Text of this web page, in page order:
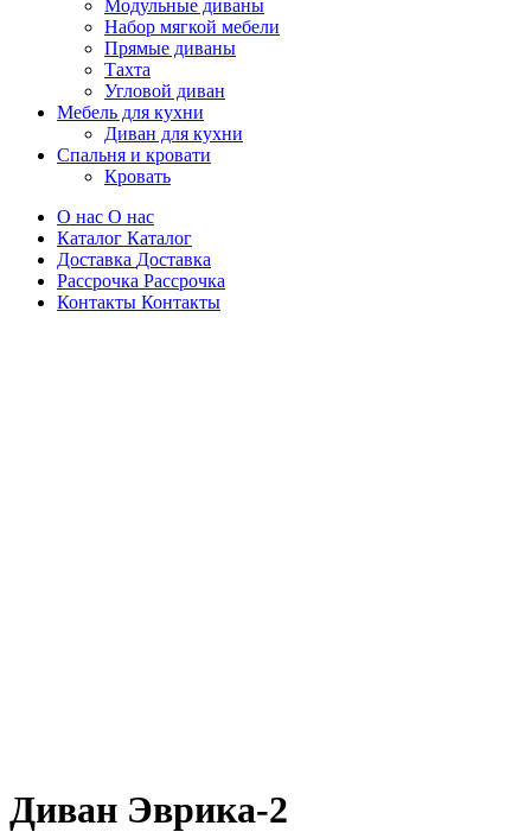
Модульные диваны
Набор мягкой мебели
Прямые диваны
Тахта
Угловой диван
Мебель для кухни
Диван для кухни
Спальня и кровати
Кровать
О нас О нас
Каталог Каталог
Доставка Доставка
Рассрочка Рассрочка
Контакты Контакты
Диван Эврика-2